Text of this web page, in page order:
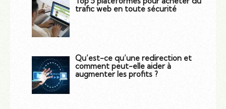
trafic web en toute sécurité
Qu’est-ce qu’une redirection et
comment peut-elle aider à
augmenter les profits ?